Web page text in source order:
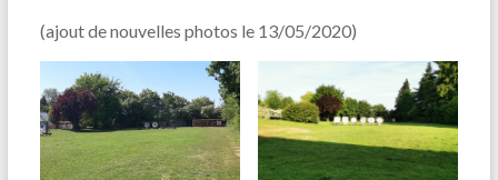
(ajout de nouvelles photos le 13/05/2020)